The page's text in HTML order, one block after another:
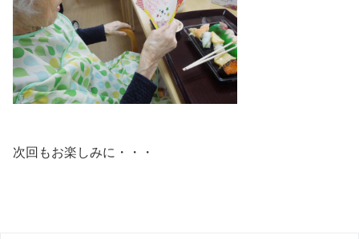
次回もお楽しみに・・・